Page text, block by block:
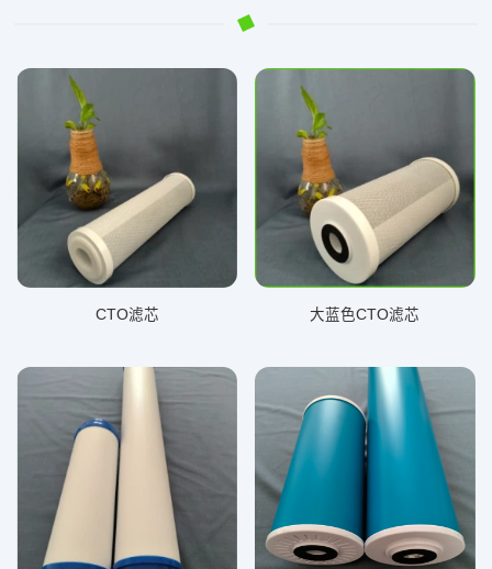
CTO滤芯 大蓝色CTO滤芯